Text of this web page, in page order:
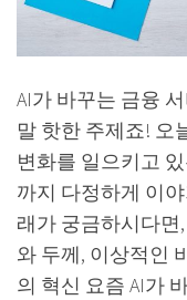
AI가 바꾸는 금융
말 핫한 주제죠! 오
변화를 일으키고
까지 다정하게 이
래가 궁금하시다면
와 두께, 이상적인
의 혁신 요즘 AI가